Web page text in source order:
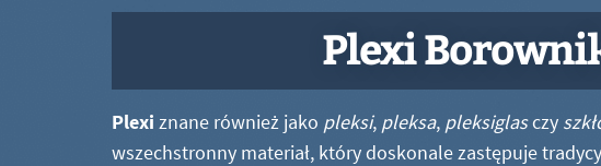
Plexi
Plexi znane również jako pleksi, pleksa, pleksiglasczy
wszechstronny materiał, który doskonale zastępuje